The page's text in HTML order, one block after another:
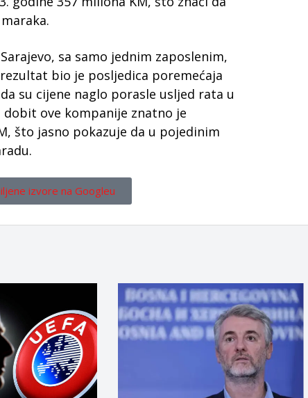
sa samo jednim zaposlenim,
bio je posljedica poremećaja
su cijene naglo porasle usljed rata u
ove kompanije znatno je
što jasno pokazuje da u pojedinim
izvore na Googleu